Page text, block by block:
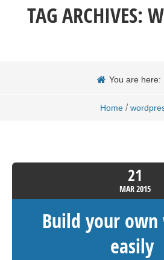
TAG ARCHIVES:
You are here:
Home /
21
MAR2015
Build your
easily